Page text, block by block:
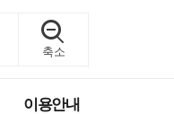
축소
이용안내